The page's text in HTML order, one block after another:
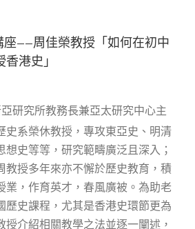
座——周佳榮教授「如何在初中
港史」
研究所教務長兼亞太研究中心主
史系榮休教授，專攻東亞史、明清
想史等等，研究範疇廣泛且深入；
教授多年來亦不懈於歷史教育，積
業，作育英才，春風廣被。為助老
歷史課程，尤其是香港史環節更為
授介紹相關教學之法並逐一闡述，